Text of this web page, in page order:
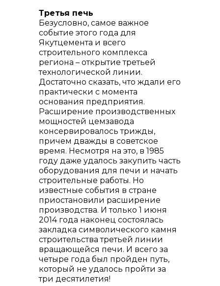
Контакты
+7 (423) 234 50 50
Третья печь
Безусловно, самое важное
событие этого года для
Якутцемента и всего
строительного комплекса
региона – открытие третьей
технологической линии.
Достаточно сказать, что ждали его
практически с момента
основания предприятия.
Расширение производственных
мощностей цемзавода
консервировалось трижды,
причем дважды в советское
время. Несмотря на это, в 1985
году даже удалось закупить часть
оборудования для печи и начать
строительные работы. Но
известные события в стране
приостановили расширение
производства. И только 1 июня
2014 года наконец состоялась
закладка символического камня
строительства третьей линии
вращающейся печи. И всего за
четыре года был пройден путь,
который не удалось пройти за
три десятилетия!